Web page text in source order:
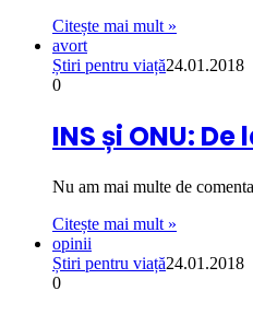
Citește mai mult »
avort
Știri pentru viață24.01.2018
0
INS și ONU:
Nu am mai multe de
Citește mai mult »
opinii
Știri pentru viață24.01.2018
0